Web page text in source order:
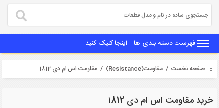
فهرست دسته بندی ها - اینجا کلیک کنید
صفحه نخست / مقاومت(Resistance) / مقاومت اس ام دی 1812
خرید مقاومت اس ام دی 1812